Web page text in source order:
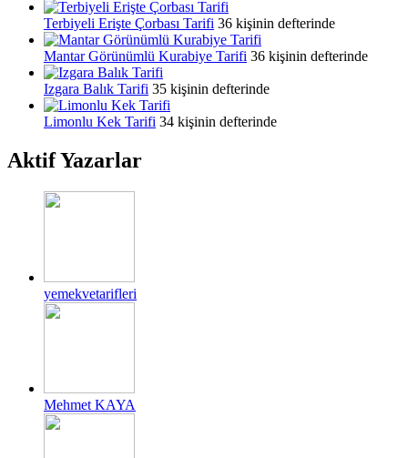
Terbiyeli Erişte Çorbası Tarifi 36 kişinin defterinde
Mantar Görünümlü Kurabiye Tarifi 36 kişinin defterinde
Izgara Balık Tarifi 35 kişinin defterinde
Limonlu Kek Tarifi 34 kişinin defterinde
Aktif Yazarlar
yemekvetarifleri
Mehmet KAYA